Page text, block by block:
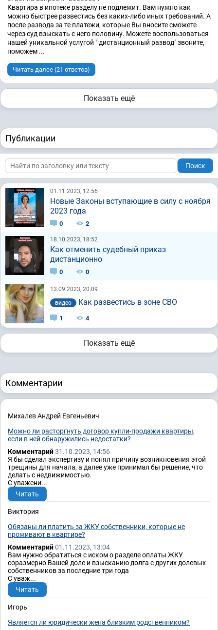
Квартира в ипотеке разделу не подлежит. Вам нужно как
можно быстрее развестись без каких-либо иных требований. А
после развода за те платежи, которые Вы вносите сможете
через суд взыскать с него половину. Можете воспользоваться
нашей уникальной услугой " дистанционный развод" звоните,
поможем ...
Читать далее (21 ответов)
Показать ещё
Публикации
Поиск
01.11.2023, 12:56
Новые Законы вступающие в силу с ноября
2023 года
0 2
18.10.2023, 18:52
Как отменить судебный приказ
дистанционно
0 0
13.09.2023, 20:09
видео Как развестись в зоне СВО
1 4
Показать ещё
Комментарии
Михалев Андрей Евгеньевич
Можно ли расторгнуть договор купли-продажи квартиры,
если в ней обнаружились недостатки?
Комментарий31.10.2023, 14:56
Я бы сделал экспертизу и понял причину возникновения этой
трещины для начала, а далее уже принимал бы решение, что
делать с недвижимостью.
С уважени...
Читать
Виктория
Обязаны ли платить за ЖКУ собственники, которые не
проживают в квартире?
Комментарий01.11.2023, 13:04
Вам нужно обратиться с иском о разделе оплаты ЖКУ
соразмерно Вашей доле и взысканию долга с других долевых
собственников за последние три года
С уваж...
Читать
Игорь
Является ли юридически жена близким родственником?